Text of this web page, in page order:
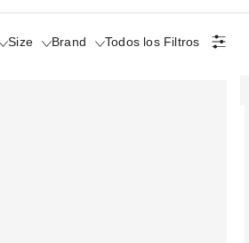
Size Brand Todos los Filtros